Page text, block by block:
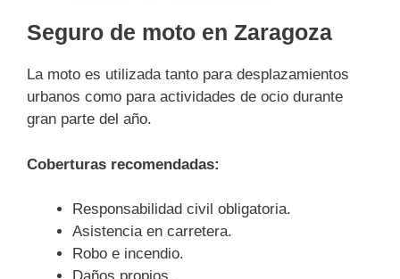
Seguro de moto en Zaragoza
La moto es utilizada tanto para desplazamientos
urbanos como para actividades de ocio durante
gran parte del año.
Coberturas recomendadas:
Responsabilidad civil obligatoria.
Asistencia en carretera.
Robo e incendio.